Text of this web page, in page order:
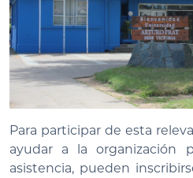
Para participar de esta
ayudar a la organización
asistencia, pueden